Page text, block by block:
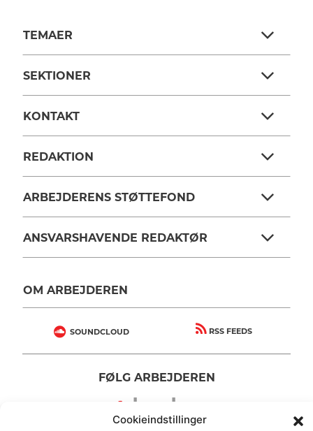
Cookieindstillinger
TEMAER
SEKTIONER
KONTAKT
REDAKTION
ARBEJDERENS STØTTEFOND
ANSVARSHAVENDE REDAKTØR
OM ARBEJDEREN
SOUNDCLOUD RSS FEEDS
FØLG ARBEJDEREN
| |